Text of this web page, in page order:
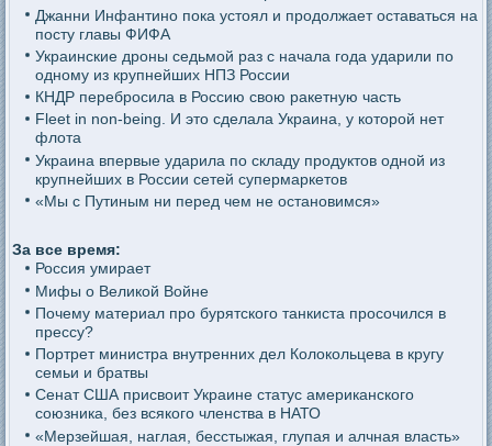
Джанни Инфантино пока устоял и продолжает оставаться на
посту главы ФИФА
Украинские дроны седьмой раз с начала года ударили по
одному из крупнейших НПЗ России
КНДР перебросила в Россию свою ракетную часть
Fleet in non-being. И это сделала Украина, у которой нет
флота
Украина впервые ударила по складу продуктов одной из
крупнейших в России сетей супермаркетов
«Мы с Путиным ни перед чем не остановимся»
За все время:
Россия умирает
Мифы о Великой Войне
Почему материал про бурятского танкиста просочился в
прессу?
Портрет министра внутренних дел Колокольцева в кругу
семьи и братвы
Сенат США присвоит Украине статус американского
союзника, без всякого членства в НАТО
«Мерзейшая, наглая, бесстыжая, глупая и алчная власть»